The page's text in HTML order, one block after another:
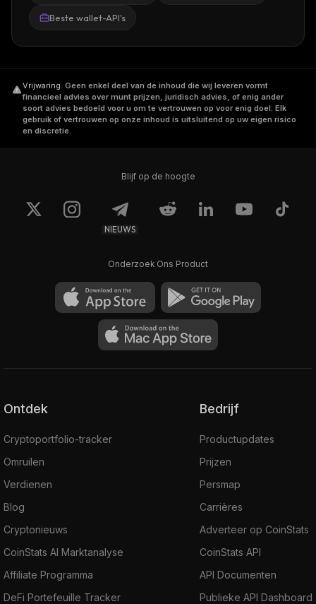
Beste wallet-API's
Vrijwaring. Geen enkel deel van de inhoud die wij leveren vormt
financieel advies over munt prijzen, juridisch advies, of enig ander
soort advies bedoeld voor u om te vertrouwen op voor enig doel. Elk
gebruik of vertrouwen op onze inhoud is uitsluitend op uw eigen risico
en discretie.
Blijf op de hoogte
NIEUWS
Onderzoek Ons Product
Ontdek
Cryptoportfolio-tracker
Omruilen
Verdienen
Blog
Cryptonieuws
CoinStats AI Marktanalyse
Affiliate Programma
DeFi Portefeuille Tracker
Bedrijf
Productupdates
Prijzen
Persmap
Carrières
Adverteer op CoinStats
CoinStats API
API Documenten
Publieke API Dashboard